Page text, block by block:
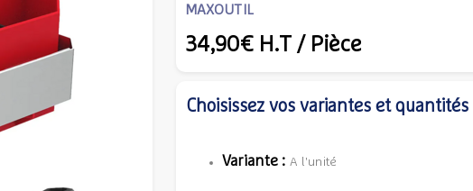
MAXOUTIL
34,90€ H.T / Pièce
Choisissez vos variantes et quantités
Variante : A l'unité